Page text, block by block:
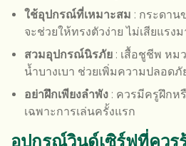
ใช้อุปกรณ์ที่เหมาะสม : กระดาน
จะช่วยให้ทรงตัวง่าย ไม่เสียแรงม
สวมอุปกรณ์นิรภัย : เสื้อชูชีพ หม
น้ำบางเบา ช่วยเพิ่มความปลอด
อย่าฝึกเพียงลำพัง : ควรมีครูฝึกห
เฉพาะการเล่นครั้งแรก
อุปกรณ์วินด์เซิร์ฟที่ควร